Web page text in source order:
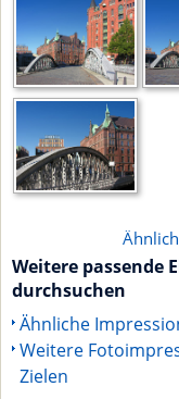
Weitere passende
durchsuchen
Ähnliche
Weitere
Zielen